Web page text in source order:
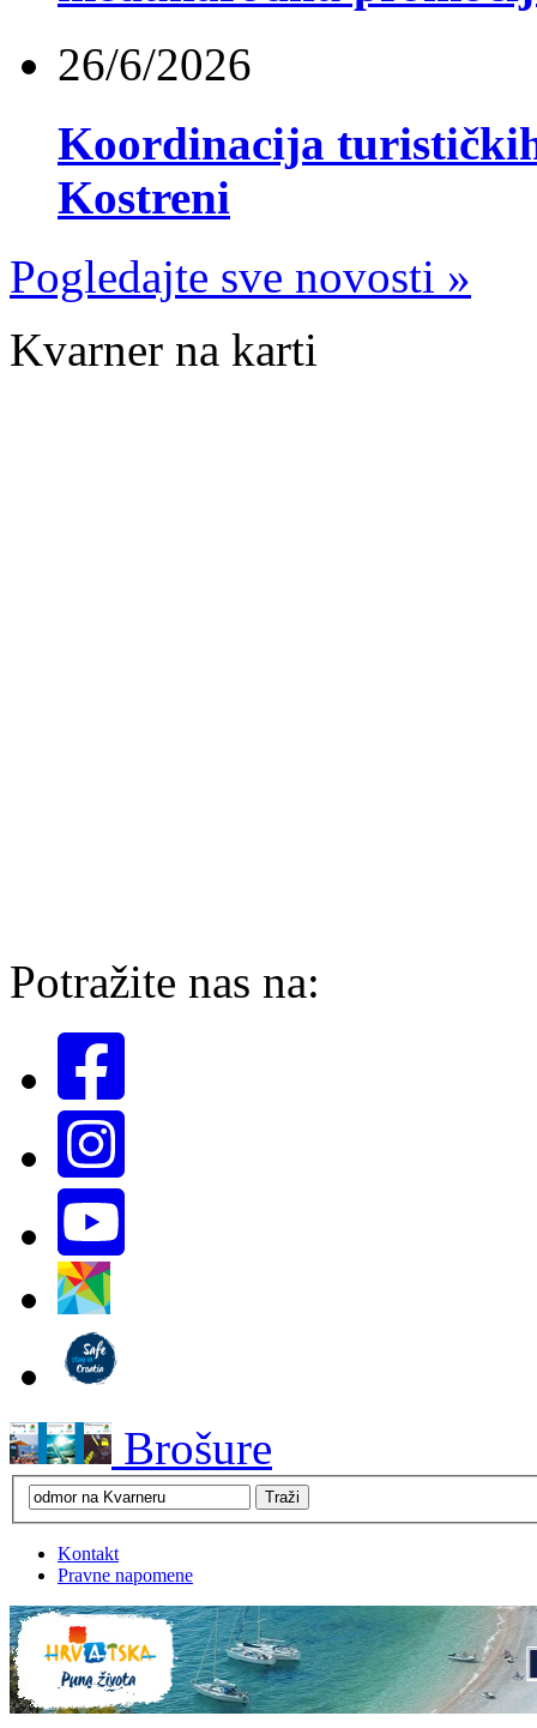
26/6/2026
Koordinacija
Kostreni
Pogledajte sve novosti »
Kvarner na karti
Potražite nas na:
Brošure
Kontakt
Pravne napomene